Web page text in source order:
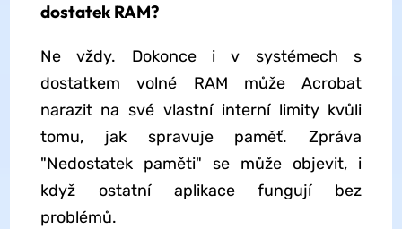
dostatek RAM?
Ne vždy. Dokonce i v systémech s
dostatkem volné RAM může Acrobat
narazit na své vlastní interní limity kvůli
tomu, jak spravuje paměť. Zpráva
"Nedostatek paměti" se může objevit, i
když ostatní aplikace fungují bez
problémů.